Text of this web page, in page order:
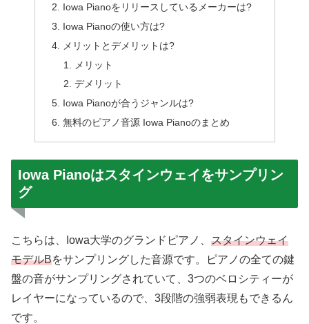
Iowa Pianoをリリースしているメーカーは?
Iowa Pianoの使い方は?
メリットとデメリットは?
メリット
デメリット
Iowa Pianoが合うジャンルは?
無料のピアノ音源 Iowa Pianoのまとめ
Iowa Pianoはスタインウェイをサンプリン
グ
こちらは、Iowa大学のグランドピアノ、 スタインウェイ
モデルBをサンプリングした音源です。ピアノの全ての鍵
盤の音がサンプリングされていて、3つのベロシティーが
レイヤーになっているので、3段階の強弱表現もできるん
です。